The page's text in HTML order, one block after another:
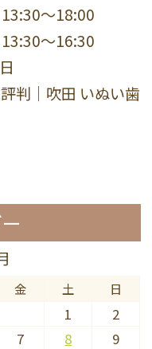
〜18:00
〜16:30
金 土 日
1
2
7 8
9